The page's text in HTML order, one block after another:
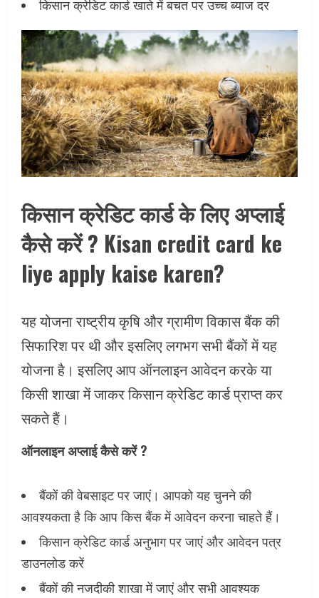
किसान क्रेडिट कार्ड खाते में बचत पर उच्च ब्याज दर
किसान क्रेडिट कार्ड के लिए अप्लाई
कैसे करें ? Kisan credit card ke
liye apply kaise karen?
यह योजना राष्ट्रीय कृषि और ग्रामीण विकास बैंक की
सिफारिश पर थी और इसलिए लगभग सभी बैंकों में यह
योजना है। इसलिए आप ऑनलाइन आवेदन करके या
किसी शाखा में जाकर किसान क्रेडिट कार्ड प्राप्त कर
सकते हैं।
ऑनलाइन अप्लाई कैसे करें ?
बैंकों की वेबसाइट पर जाएं। आपको यह चुनने की
आवश्यकता है कि आप किस बैंक में आवेदन करना चाहते हैं।
किसान क्रेडिट कार्ड अनुभाग पर जाएं और आवेदन पत्र
डाउनलोड करें
बैंकों की नजदीकी शाखा में जाएं और सभी आवश्यक